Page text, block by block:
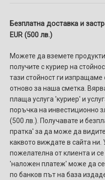
Безплатна доставка и
EUR (500 лв.)
Можете да вземете
получите с куриер на
тази стойност ги
отново за наша сметка.
плаща услуга 'куриер' и
поръчка на инвестиционно
(500 лв.). Получавате и
пратка' за да може да
каквото виждате в сайта
пожелателнa от клиента и
'наложен платеж' може да
по банков път на база